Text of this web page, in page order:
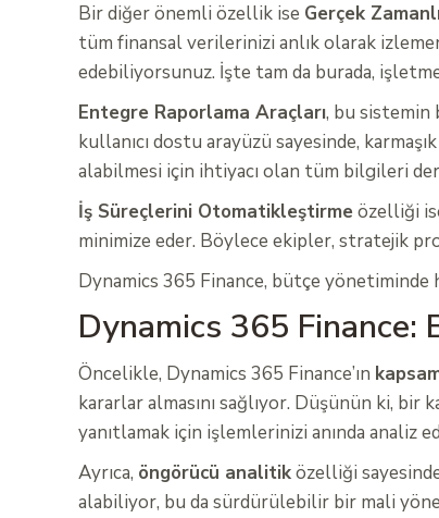
Bir diğer önemli özellik ise Gerçek
tüm finansal verilerinizi anlık olarak
edebiliyorsunuz. İşte tam da burada,
Entegre Raporlama Araçları, bu sistemin
kullanıcı dostu arayüzü sayesinde,
alabilmesi için ihtiyacı olan tüm bilgileri
İş Süreçlerini Otomatikleştirmeözelliği
minimize eder. Böylece ekipler, stratejik
Dynamics 365 Finance, bütçe
Dynamics 365 Finance:
Öncelikle, Dynamics 365 Finance’ın
kararlar almasını sağlıyor. Düşünün ki,
yanıtlamak için işlemlerinizi anında analiz
Ayrıca, öngörücü analitiközelliği
alabiliyor, bu da sürdürülebilir bir mali